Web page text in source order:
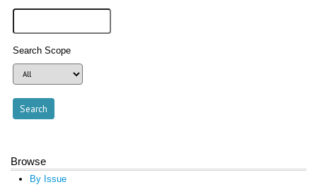
Search Scope
Browse
By Issue